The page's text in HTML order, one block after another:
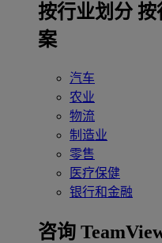
‌按行业划分 按
案
汽车
农业
物流
制造业
零售
医疗保健
银行和金融
咨询